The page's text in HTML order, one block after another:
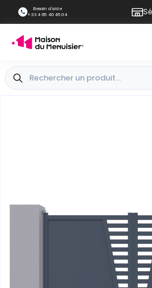
Besoin d'aide
+33 4 65 40 45 04